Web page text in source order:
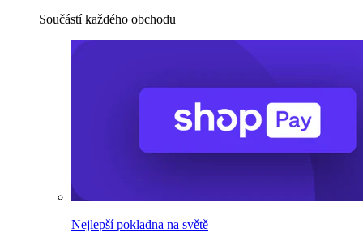
Součástí každého obchodu
Nejlepší pokladna na světě